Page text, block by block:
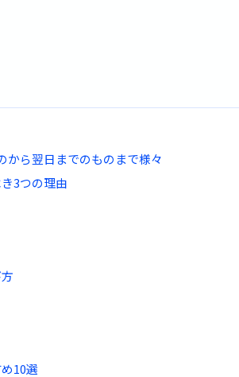
から翌日までのものまで様々
3つの理由
10選